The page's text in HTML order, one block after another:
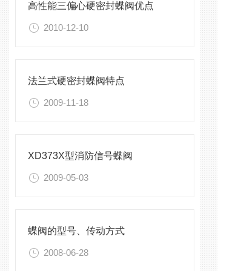
高性能三偏心硬密封蝶阀优点
2010-12-10
法兰式硬密封蝶阀特点
2009-11-18
XD373X型消防信号蝶阀
2009-05-03
蝶阀的型号、传动方式
2008-06-28